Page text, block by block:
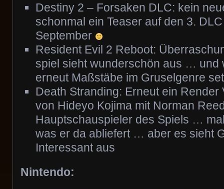
Destiny 2 – Forsaken DLC: kein
schonmal ein Teaser auf den 3.
September
Resident Evil 2 Reboot:
spiel sieht wunderschön aus … und
erneut Maßstäbe im Gruselgenre
Death Stranding: Erneut ein Render
von Hideyo Kojima mit Norman
Hauptschauspieler des Spiels …
was er da abliefert … aber es sieht
Interessant aus
Nintendo: